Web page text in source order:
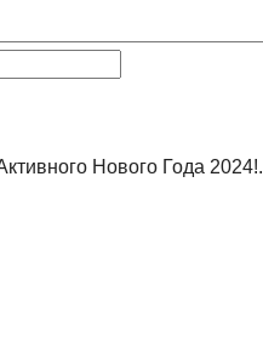
Нового Года 2024!.